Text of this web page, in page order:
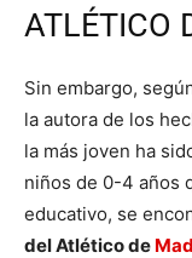
ATLÉTICO
Sin embargo,
la autora de los
la más joven ha
niños de 0-4 años
educativo, se
del Atlético de